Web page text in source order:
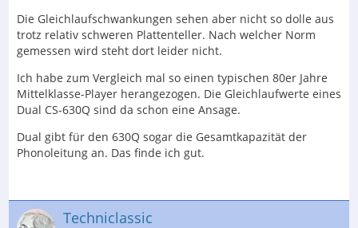
Die Gleichlaufschwankungen sehen aber nicht so dolle aus
trotz relativ schweren Plattenteller. Nach welcher Norm
gemessen wird steht dort leider nicht.
Ich habe zum Vergleich mal so einen typischen 80er Jahre
Mittelklasse-Player herangezogen. Die Gleichlaufwerte eines
Dual CS-630Q sind da schon eine Ansage.
Dual gibt für den 630Q sogar die Gesamtkapazität der
Phonoleitung an. Das finde ich gut.
Techniclassic